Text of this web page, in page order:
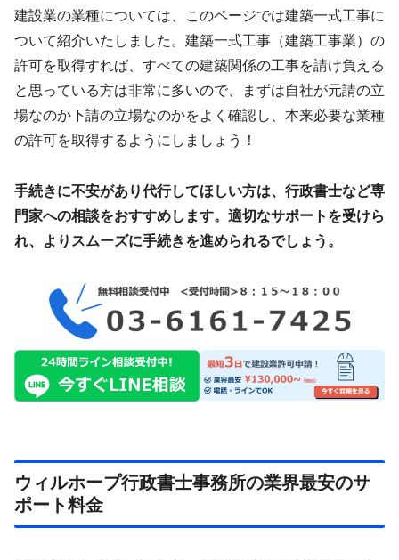
建設業の業種については、このページでは建築一式工事に
ついて紹介いたしました。建築一式工事（建築工事業）の
許可を取得すれば、すべての建築関係の工事を請け負える
と思っている方は非常に多いので、まずは自社が元請の立
場なのか下請の立場なのかをよく確認し、本来必要な業種
の許可を取得するようにしましょう！
手続きに不安があり代行してほしい方は、行政書士など専
門家への相談をおすすめします。適切なサポートを受けら
れ、よりスムーズに手続きを進められるでしょう。
ウィルホープ行政書士事務所の業界最安のサ
ポート料金